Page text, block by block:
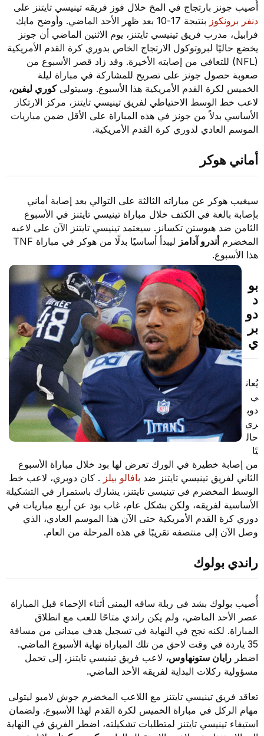
أُصيب جونز بارتجاج في المخ خلال فوز فريقه تينيسي تايتنز على
دنفر برونكوز
بنتيجة 17-10 بعد ظهر الأحد الماضي. وأوضح مايك
فرابيل، مدرب فريق تينيسي تايتنز، يوم الاثنين الماضي أن جونز
يخضع حاليًا لبروتوكول الارتجاج الخاص بدوري كرة القدم الأمريكية
(NFL) للتعافي من إصابته الأخيرة. وقد زاد قصر الأسبوع من
صعوبة حصول جونز على تصريح للمشاركة في مباراة ليلة
الخميس لكرة القدم الأمريكية هذا الأسبوع. وسيتولى كوري ليفين،
لاعب خط الوسط الاحتياطي لفريق تينيسي تايتنز، مركز الارتكاز
الأساسي بدلاً من جونز في هذه المباراة على الأقل ضمن مباريات
الموسم العادي لدوري كرة القدم الأمريكية.
أماني هوكر
سيغيب هوكر عن مباراته الثالثة على التوالي بعد إصابة أماني
بإصابة بالغة في الكتف خلال مباراة تينيسي تايتنز في الأسبوع
الثامن ضد هيوستن تكسانز. سيعتمد تينيسي تايتنز الآن على لاعبه
المخضرمأندرو آدامز
ليبدأ أساسيًا بدلًا من هوكر في مباراة TNF
هذا الأسبوع.
بو
د
دو
بر
ي
يُعان
ي
دوب
ري
حال
يًا
من إصابة خطيرة في الورك تعرض لها بود خلال مباراة الأسبوع
الثاني لفريق تينيسي تايتنز ضدبافالو بيلز. كان دوبري، لاعب خط
الوسط المخضرم في تينيسي تايتنز، يشارك باستمرار في التشكيلة
الأساسية لفريقه، ولكن بشكل عام، غاب بود عن أربع مباريات في
دوري كرة القدم الأمريكية حتى الآن هذا الموسم العادي، الذي
وصل الآن إلى منتصفه تقريبًا في هذه المرحلة من العام.
راندي بولوك
أُصيب بولوك بشد في ربلة ساقه اليمنى أثناء الإحماء قبل المباراة
عصر الأحد الماضي، ولم يكن راندي متاحًا للعب مع انطلاق
المباراة. لكنه نجح في النهاية في تسجيل هدف ميداني من مسافة
35 ياردة في وقت لاحق من تلك المباراة نهاية الأسبوع الماضي.
اضطر رايان ستونهاوس،لاعب فريق تينيسي تايتنز، إلى تحمل
مسؤولية ركلات البداية لفريقه الأحد الماضي.
تعاقد فريق تينيسي تايتنز مع اللاعب المخضرم جوش لامبو ليتولى
مهام الركل في مباراة الخميس لكرة القدم لهذا الأسبوع. ولضمان
استيفاء تينيسي تايتنز لمتطلبات تشكيلته، اضطر الفريق في النهاية